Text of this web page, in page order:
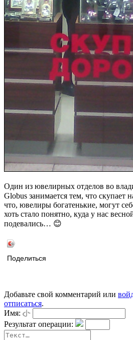
Один из ювелирных отделов во
Globus занимается тем, что
что, ювелиры богатенькие, могут
хоть стало понятно, куда у нас
подевались… 😊
Поделиться
Добавьте свой комментарий или
отписаться.
Имя:
Результат операции: